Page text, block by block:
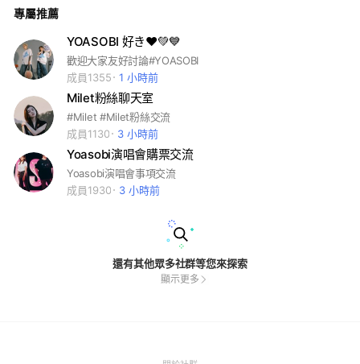
專屬推薦
YOASOBI 好き❤️💚💙
歡迎大家友好討論#YOASOBI
成員1355
1 小時前
Milet粉絲聊天室
#Milet #Milet粉絲交流
成員1130
3 小時前
Yoasobi演唱會購票交流
Yoasobi演唱會事項交流
成員1930
3 小時前
還有其他眾多社群等您來探索
顯示更多